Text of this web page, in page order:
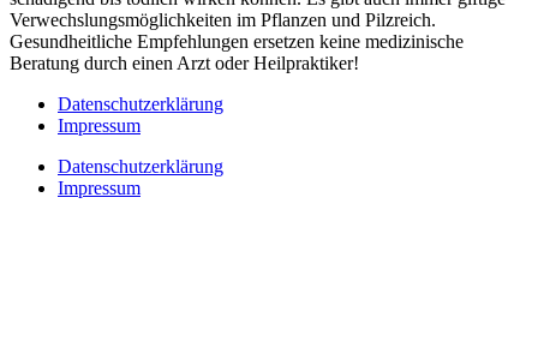
Verwechslungsmöglichkeiten im Pflanzen und Pilzreich.
Gesundheitliche Empfehlungen ersetzen keine medizinische
Beratung durch einen Arzt oder Heilpraktiker!
Datenschutzerklärung
Impressum
Datenschutzerklärung
Impressum